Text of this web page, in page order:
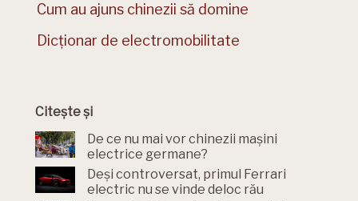
Cum au ajuns chinezii să domine
Dicționar de electromobilitate
Citește și
De ce nu mai vor chinezii mașini
electrice germane?
Deși controversat, primul Ferrari
electric nu se vinde deloc rău